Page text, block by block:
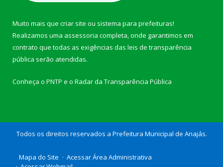
Muito mais que criar site ou sistema para prefeituras!
Realizamos uma assessoria completa, onde garantimos em
contrato que todas as exigências das leis de transparência
pública serão atendidas.
Conheça o PNTP e o Radar da Transparência Pública
Todos os direitos reservados a Prefeitura Municipal de Anajás.
Mapa do Site
Acessar Área Administrativa